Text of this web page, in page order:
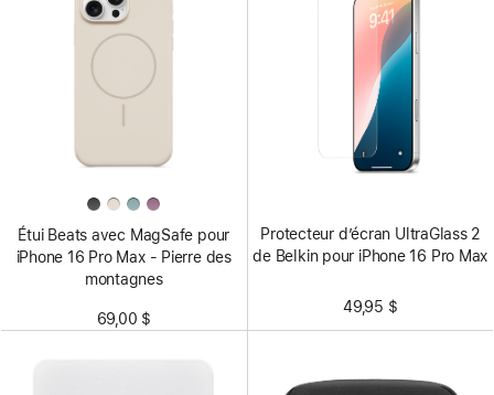
Étui Beats avec MagSafe pour
iPhone 16 Pro Max - Pierre des
montagnes
69,00 $
Protecteur d’écran UltraGlass 2
de Belkin pour iPhone 16 Pro Max
49,95 $